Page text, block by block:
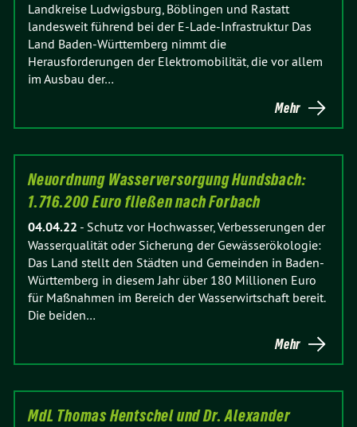
Landkreise Ludwigsburg, Böblingen und Rastatt
landesweit führend bei der E-Lade-Infrastruktur Das
Land Baden-Württemberg nimmt die
Herausforderungen der Elektromobilität, die vor allem
im Ausbau der…
Mehr
Neuordnung Wasserversorgung Hundsbach:
1.716.200 Euro fließen nach Forbach
04.04.22 - Schutz vor Hochwasser, Verbesserungen der
Wasserqualität oder Sicherung der Gewässerökologie:
Das Land stellt den Städten und Gemeinden in Baden-
Württemberg in diesem Jahr über 180 Millionen Euro
für Maßnahmen im Bereich der Wasserwirtschaft bereit.
Die beiden…
Mehr
MdL Thomas Hentschel und Dr. Alexander